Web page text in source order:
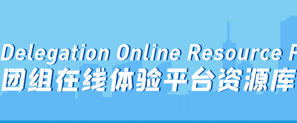
Delegation Online Resource
团组在线体验平台资源库